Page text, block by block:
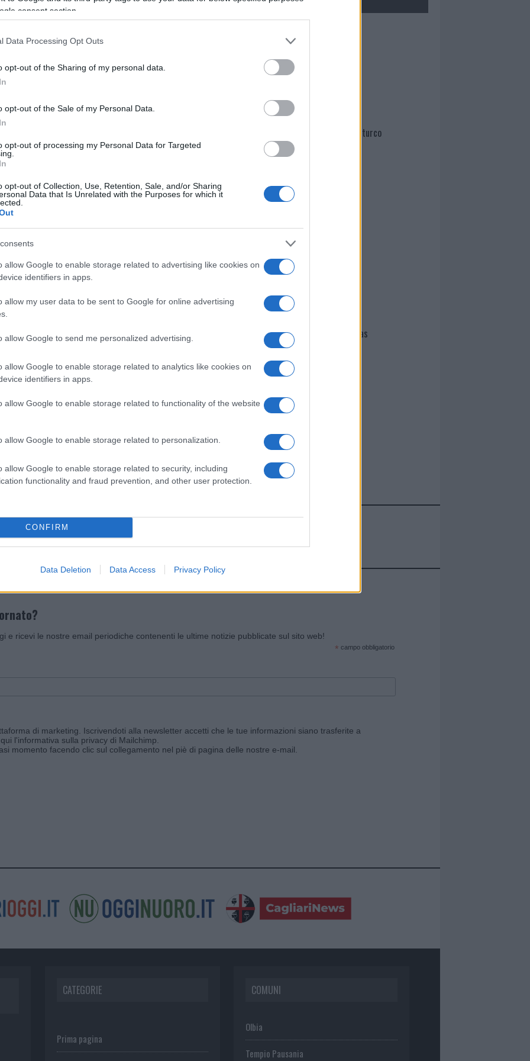
consent section.
Data Processing Opt Outs
opt-out of the Sharing of my personal data.
opt-out of the Sale of my Personal Data.
opt-out of processing my Personal Data for Targeted
opt-out of Collection, Use, Retention, Sale, and/or Sharing
Data that Is Unrelated with the Purposes for which it
allow Google to enable storage related to advertising like cookies on
identifiers in apps.
allow my user data to be sent to Google for online advertising
allow Google to send me personalized advertising.
allow Google to enable storage related to analytics like cookies on
identifiers in apps.
allow Google to enable storage related to functionality of the website
allow Google to enable storage related to personalization.
allow Google to enable storage related to security, including
functionality and fraud prevention, and other user protection.
CONFIRM
Data Deletion Data Access Privacy Policy
cliccandoqui
nella sezioneLogindal menù del sito o
i tuoi video e le tue foto
+39 345 356 7512
di GalluraOggi.it
news da
Martina Agostina Diturco
I nostri cari
I nostri cari
Giovannimaria Cabras
Invia un Comunicato Stampa
e ricevi le nostre email periodiche contenenti le ultime notizie pubblicate sul sito web!
* campo obbligatorio
di marketing. Iscrivendoti alla newsletter accetti che le tue informazioni siano trasferite a
l'informativa sulla privacy di Mailchimp
momento facendo clic sul collegamento nel piè di pagina delle nostre e-mail.
CATEGORIE
Prima pagina
COMUNI
Olbia
Tempio Pausania